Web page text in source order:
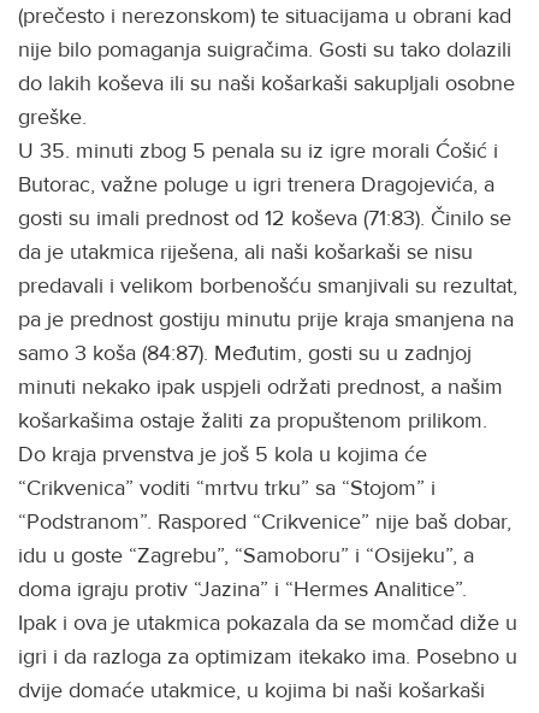
(prečesto i nerezonskom) te situacijama u obrani kad
nije bilo pomaganja suigračima. Gosti su tako dolazili
do lakih koševa ili su naši košarkaši sakupljali osobne
greške.
U 35. minuti zbog 5 penala su iz igre morali Ćošić i
Butorac, važne poluge u igri trenera Dragojevića, a
gosti su imali prednost od 12 koševa (71:83). Činilo se
da je utakmica riješena, ali naši košarkaši se nisu
predavali i velikom borbenošću smanjivali su rezultat,
pa je prednost gostiju minutu prije kraja smanjena na
samo 3 koša (84:87). Međutim, gosti su u zadnjoj
minuti nekako ipak uspjeli održati prednost, a našim
košarkašima ostaje žaliti za propuštenom prilikom.
Do kraja prvenstva je još 5 kola u kojima će
“Crikvenica” voditi “mrtvu trku” sa “Stojom” i
“Podstranom”. Raspored “Crikvenice” nije baš dobar,
idu u goste “Zagrebu”, “Samoboru” i “Osijeku”, a
doma igraju protiv “Jazina” i “Hermes Analitice”.
Ipak i ova je utakmica pokazala da se momčad diže u
igri i da razloga za optimizam itekako ima. Posebno u
dvije domaće utakmice, u kojima bi naši košarkaši